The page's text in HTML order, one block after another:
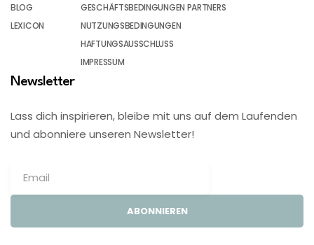
BLOG
LEXICON
GESCHÄFTSBEDINGUNGEN PARTNERS
NUTZUNGSBEDINGUNGEN
HAFTUNGSAUSSCHLUSS
IMPRESSUM
Newsletter
Lass dich inspirieren, bleibe mit uns auf dem Laufenden
und abonniere unseren Newsletter!
ABONNIEREN